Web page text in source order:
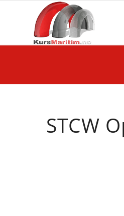
STCW